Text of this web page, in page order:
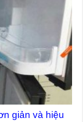
giản và hiệu